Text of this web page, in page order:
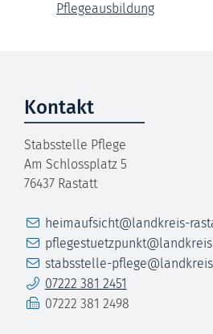
Pflegeausbildung
Kontakt
Stabsstelle Pflege
Am Schlossplatz 5
76437 Rastatt
E-Mailheimaufsicht@landkreis-
E-Mail
E-Mailstabsstelle-
Telefon07222 381 2451
Fax 07222 381 2498